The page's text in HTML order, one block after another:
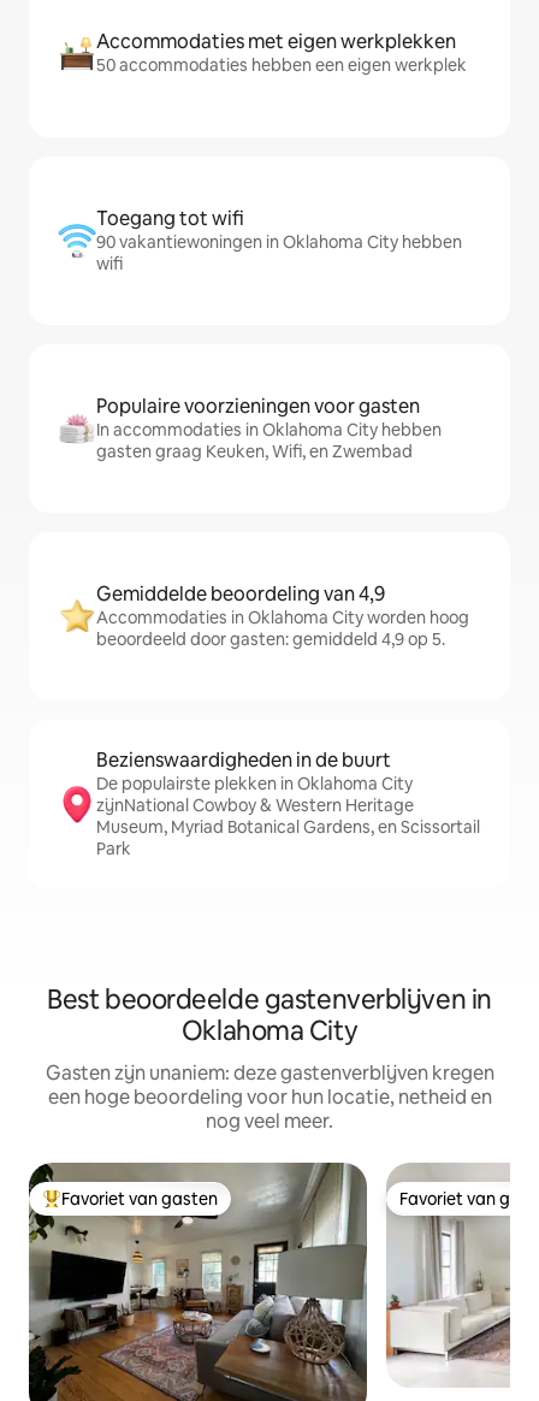
Accommodaties met eigen werkplekken
50 accommodaties hebben een eigen werkplek
Toegang tot wifi
90 vakantiewoningen in Oklahoma City hebben
wifi
Populaire voorzieningen voor gasten
In accommodaties in Oklahoma City hebben
gasten graag Keuken, Wifi, en Zwembad
Gemiddelde beoordeling van 4,9
Accommodaties in Oklahoma City worden hoog
beoordeeld door gasten: gemiddeld 4,9 op 5.
Bezienswaardigheden in de buurt
De populairste plekken in Oklahoma City
zijnNational Cowboy & Western Heritage
Museum, Myriad Botanical Gardens, en Scissortail
Park
Best beoordeelde gastenverblijven in
Oklahoma City
Gasten zijn unaniem: deze gastenverblijven kregen
een hoge beoordeling voor hun locatie, netheid en
nog veel meer.
Topfavoriet van gasten
Favoriet van gasten Favoriet van
Favoriet van